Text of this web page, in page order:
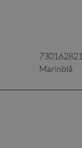
730162821
Marinblå